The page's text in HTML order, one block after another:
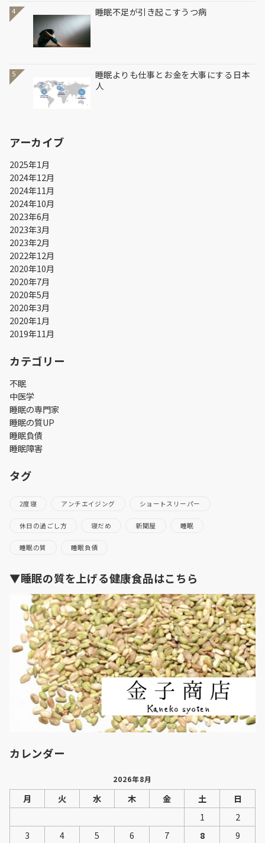
4 睡眠不足が引き起こすうつ病
5
睡眠よりも仕事とお金を大事にする日本
人
アーカイブ
2025年1月
2024年12月
2024年11月
2024年10月
2023年6月
2023年3月
2023年2月
2022年12月
2020年10月
2020年7月
2020年5月
2020年3月
2020年1月
2019年11月
カテゴリー
不眠
中医学
睡眠の専門家
睡眠の質UP
睡眠負債
睡眠障害
タグ
2度寝 アンチエイジング ショートスリーパー
休日の過ごし方 寝だめ 新聞屋 睡眠
睡眠の質 睡眠負債
▼睡眠の質を上げる健康食品はこちら
カレンダー
2026年8月
月 火 水 木 金 土
日
1
2
3
4 5 6 7 8 9